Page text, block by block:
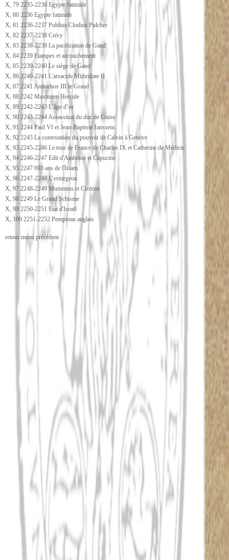
X, 79 2235-2236 Egypte fatimide
X, 80 2236 Egypte fatimide
X, 81 2236-2237 Publius Clodius Pulcher
X, 82 2237-2238 Crécy
X, 83 2238-2239 La pacification de Gand
X, 84 2239 Etampes et accouchement
X, 85 2239-2240 Le siège de Gand
X, 86 2240-2241 L'arsacide Mithridate II
X, 87 2241 Antiochos III le Grand
X, 88 2242 Maximien Hercule
X, 89 2242-2243 L’âge d’or
X, 90 2243-2244 Assassinat du duc de Guise
X, 91 2244 Paul VI et Jean-Baptiste Janssens
X, 92 2245 La contestation du pouvoir de Calvin à Genève
X, 93 2245-2246 Le tour de France de Charles IX et Catherine de Médicis
X, 94 2246-2247 Edit d'Amboise et Capucins
X, 95 2247 693 ans de l'Islam
X, 96 2247-2248 L’esturgeon
X, 97 2248-2249 Mummius et Cicéron
X, 98 2249 Le Grand Schisme
X, 99 2250-2251 Etat d'Israël
X, 100 2251-2252 Pempotan anglais
retour menu précédent